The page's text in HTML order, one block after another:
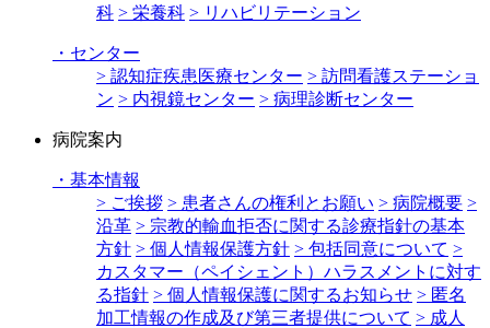
科 > 栄養科 > リハビリテーション
・ センター
> 認知症疾患医療センター > 訪問看護ステーショ
ン > 内視鏡センター > 病理診断センター
病院案内
・ 基本情報
> ご挨拶 > 患者さんの権利とお願い > 病院概要 >
沿革 > 宗教的輸血拒否に関する診療指針の基本
方針 > 個人情報保護方針 > 包括同意について >
カスタマー（ペイシェント）ハラスメントに対す
る指針 > 個人情報保護に関するお知らせ > 匿名
加工情報の作成及び第三者提供について > 成人